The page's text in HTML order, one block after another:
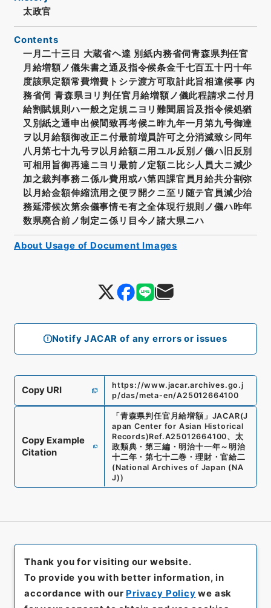
Notify JACAR of any errors or issues
太政官
Contents
一月二十三日 大蔵省ヘ達 別紙内務省伺青森県判任官
月給増額ノ儀朱書之通及指令候条金千七百五十円十年
度該県定額常費増費トシテ渡方可取計此旨相違候事 内
務省伺 青森県ヨリ判任官月給増額ノ儀此程請求ニ付月
給割賦規則ハ一般之定規ニヨリ難聞届旨及指令候処猶
又別紙之通申出候間致再考候ニ昨九年一月第九号御達
ヲ以月給額御改正ニ付最前増員許可之分消滅致シ同年
八月第七十九号ヲ以月給額ニ用ユル反別ノ儀ハ旧反別
可相用旨御再達ニヨリ最前ノ定額ニ比シ人員大ニ減少
加之裁判事務ニ係ル費用或ハ第四課官員月給共分割弥
以月給金額伸縮流用之便ヲ開クニ至リ随テ官員減少治
務延滞候次第余儀事情モ有之全体現行規則ノ儀ハ昨年
数県廃合前ノ制定ニ係リ目今ノ諸大県ニハ
Copy URI
https://www.jacar.archives.go.j
p/das/meta-en/A25012664100
Copy Example
Citation
「青森県判任官月給増額 」 JACAR(J
apan Center for Asian Historical
Records)Ref.A25012664100、太
政類典・第三編・明治十一年～明治
十二年・第七十二巻・理財・官給二
(National Archives of Japan (NA
J))
About Usage of Document Images
Thank you for visiting our website.
To provide you with better information, in
accordance with our Privacy Policy we ask